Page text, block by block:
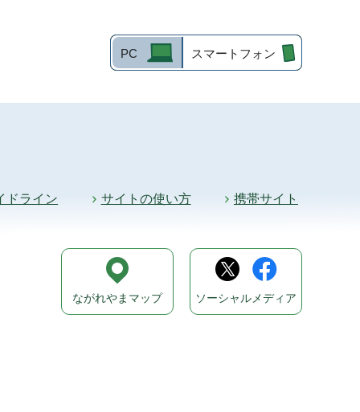
PC スマートフォン
ドライン サイトの使い方 携帯サイト
ながれやまマップ ソーシャルメディア